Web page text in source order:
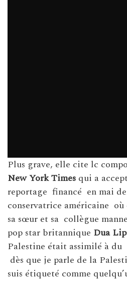
Plus grave, elle cite lc
New York Times qui a
reportage financé en mai
conservatrice américaine
sa sœur et sa collègue
pop star britannique Dua
Palestine était assimilé à du
dès que je parle de la
suis étiqueté comme